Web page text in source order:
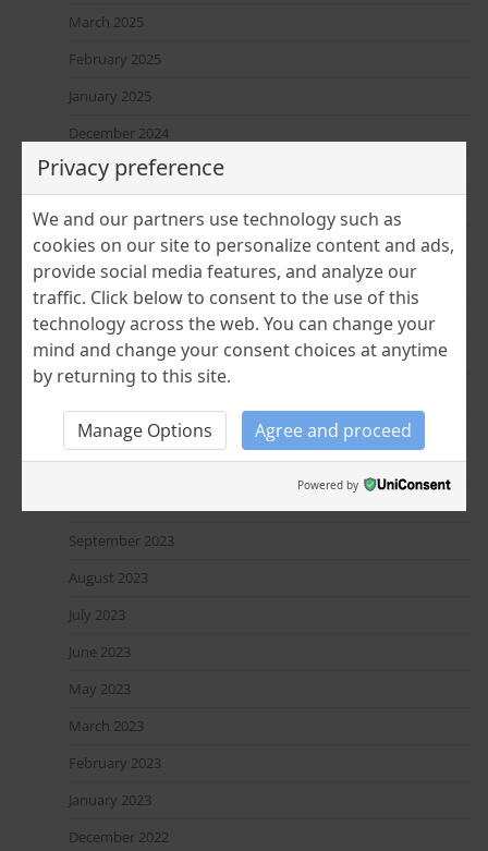
March 2025
February 2025
January 2025
December 2024
November 2024
June 2024
April 2024
March 2024
February 2024
January 2024
December 2023
November 2023
September 2023
August 2023
July 2023
June 2023
May 2023
March 2023
February 2023
January 2023
December 2022
Privacy preference
We and our partners use technology such as
cookies on our site to personalize content and ads,
provide social media features, and analyze our
traffic. Click below to consent to the use of this
technology across the web. You can change your
mind and change your consent choices at anytime
by returning to this site.
Manage Options Agree and proceed
Powered by